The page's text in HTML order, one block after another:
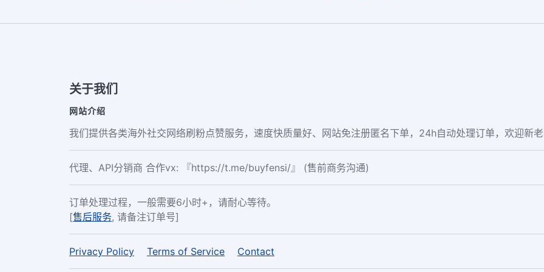
关于我们
网站介绍
我们提供各类海外社交网络刷粉点赞服务，速度快质量好、网站免注册匿名下单，24h自动处理订单，欢迎新老
代理、API分销商 合作vx: 『https://t.me/buyfensi/』 (售前商务沟通)
订单处理过程，一般需要6小时+，请耐心等待。
[售后服务, 请备注订单号]
Privacy Policy Terms of Service Contact